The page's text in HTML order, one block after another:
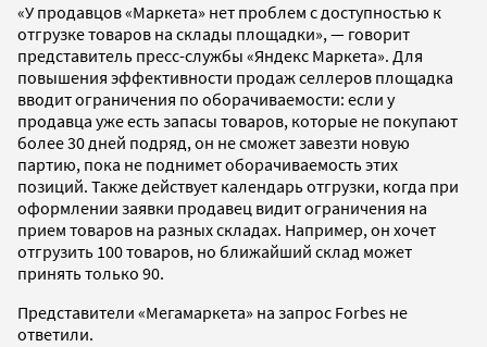
«У продавцов «Маркета» нет проблем с доступностью к
отгрузке товаров на склады площадки», — говорит
представитель пресс-службы «Яндекс Маркета». Для
повышения эффективности продаж селлеров площадка
вводит ограничения по оборачиваемости: если у
продавца уже есть запасы товаров, которые не покупают
более 30 дней подряд, он не сможет завезти новую
партию, пока не поднимет оборачиваемость этих
позиций. Также действует календарь отгрузки, когда при
оформлении заявки продавец видит ограничения на
прием товаров на разных складах. Например, он хочет
отгрузить 100 товаров, но ближайший склад может
принять только 90.
Представители «Мегамаркета» на запрос Forbes не
ответили.